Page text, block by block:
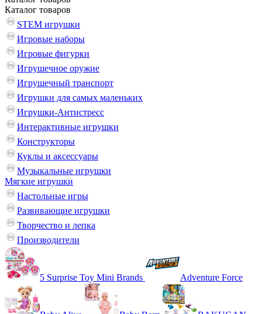
Каталог товаров
STEM игрушки
Игровые наборы
Игровые фигурки
Игрушечное оружие
Игрушечный транспорт
Игрушки для самых маленьких
Игрушки-Антистресс
Интерактивные игрушки
Конструкторы
Куклы и аксессуары
Музыкальные игрушки
Мягкие игрушки
Настольные игры
Развивающие игрушки
Творчество и лепка
Производители
5 Surprise Toy Mini Brands Adventure Force